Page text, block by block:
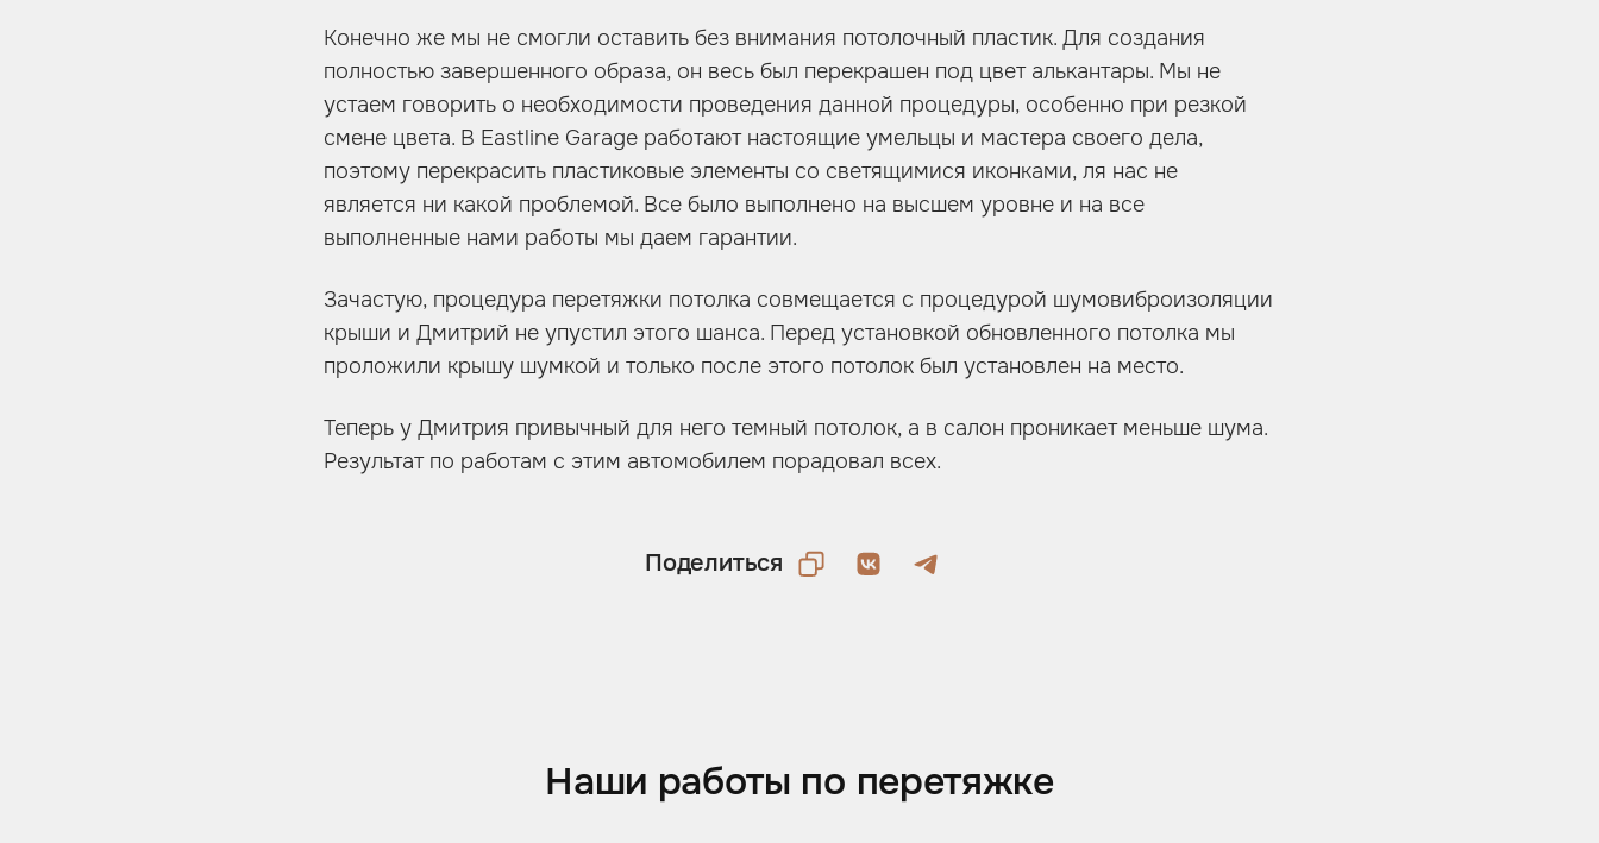
Конечно же мы не смогли оставить без внимания потолочный пластик. Для создания
полностью завершенного образа, он весь был перекрашен под цвет алькантары. Мы не
устаем говорить о необходимости проведения данной процедуры, особенно при резкой
смене цвета. В Eastline Garage работают настоящие умельцы и мастера своего дела,
поэтому перекрасить пластиковые элементы со светящимися иконками, ля нас не
является ни какой проблемой. Все было выполнено на высшем уровне и на вcе
выполненные нами работы мы даем гарантии.
Зачастую, процедура перетяжки потолка совмещается с процедурой шумовиброизоляции
крыши и Дмитрий не упустил этого шанса. Перед установкой обновленного потолка мы
проложили крышу шумкой и только после этого потолок был установлен на место.
Теперь у Дмитрия привычный для него темный потолок, а в салон проникает меньше шума.
Результат по работам с этим автомобилем порадовал всех.
Поделиться
Наши работы по перетяжке